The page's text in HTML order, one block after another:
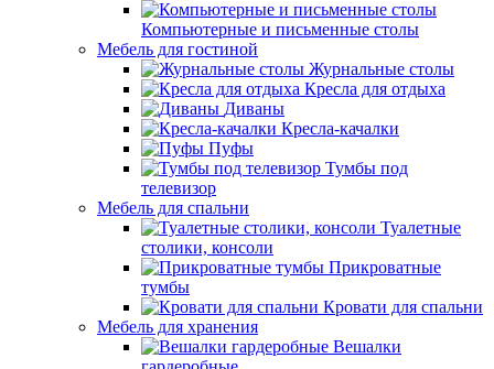
Компьютерные и письменные столы
Мебель для гостиной
Журнальные столы
Кресла для отдыха
Диваны
Кресла-качалки
Пуфы
Тумбы под
телевизор
Мебель для спальни
Туалетные
столики, консоли
Прикроватные
тумбы
Кровати для спальни
Мебель для хранения
Вешалки